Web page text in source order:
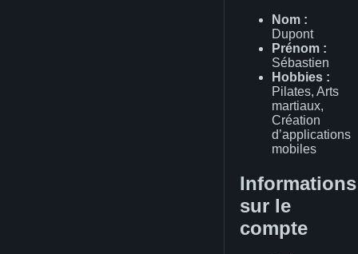
Nom :
Dupont
Prénom :
Sébastien
Hobbies :
Pilates, Arts
martiaux,
Création
d’applications
mobiles
Informations
sur le
compte